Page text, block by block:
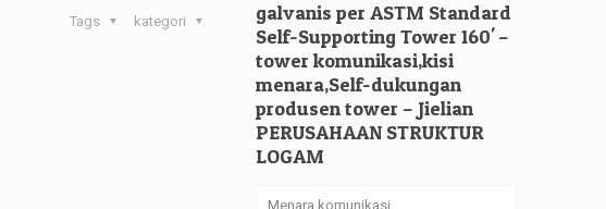
kategori
Tags
galvanis per ASTM Standard
Self-Supporting Tower 160' –
tower komunikasi,kisi
menara,Self-dukungan
produsen tower – Jielian
PERUSAHAAN STRUKTUR
LOGAM
Menara komunikasi